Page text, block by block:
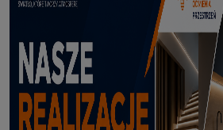
Profil led podtynkowy GK18-3 czarny 3m